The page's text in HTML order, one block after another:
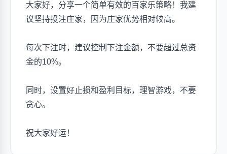
大家好，分享一个简单有效的百家乐策略！我建
议坚持投注庄家，因为庄家优势相对较高。
每次下注时，建议控制下注金额，不要超过总资
金的10%。
同时，设置好止损和盈利目标，理智游戏，不要
贪心。
祝大家好运！